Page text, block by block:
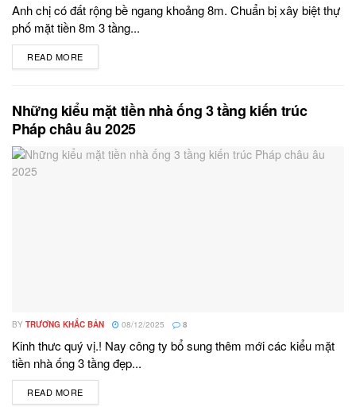
Anh chị có đất rộng bề ngang khoảng 8m. Chuẩn bị xây biệt thự
phố mặt tiền 8m 3 tầng...
READ MORE
Những kiểu mặt tiền nhà ống 3 tầng kiến trúc
Pháp châu âu 2025
BY TRƯƠNG KHẮC BẢN 08/12/2025 8
Kinh thưc quý vị.! Nay công ty bổ sung thêm mới các kiểu mặt
tiền nhà ống 3 tầng đẹp...
READ MORE